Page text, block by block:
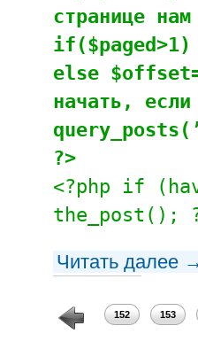
странице
if($paged>1)
else
начать,
?>
<?php if
the_post();
Читать далее
151 152 153